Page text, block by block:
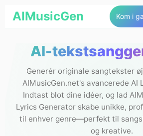
AIMusicGen Kom i
AI-
Generér originale sangtekster
AIMusicGen.net's avancerede AI
Indtast blot dine idéer, og lad
Lyrics Generator skabe unikke,
til enhver genre—perfekt til
og kreative.